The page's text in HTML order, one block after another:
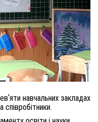
навчальних закладах
співробітники.